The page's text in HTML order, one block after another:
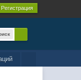
Регистрация